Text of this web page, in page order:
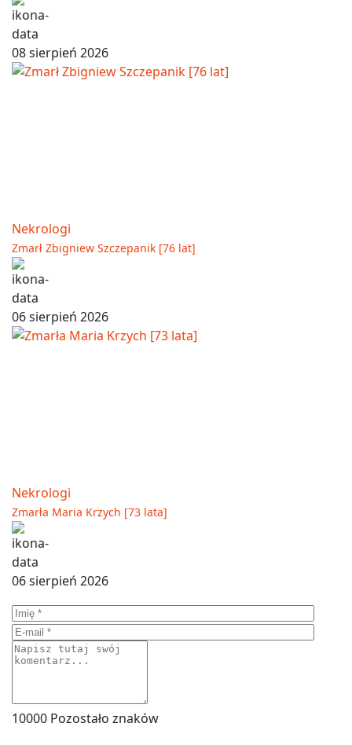
08 sierpień 2026
Nekrologi
Zmarł Zbigniew Szczepanik [76 lat]
06 sierpień 2026
Nekrologi
Zmarła Maria Krzych [73 lata]
06 sierpień 2026
10000 Pozostało znaków